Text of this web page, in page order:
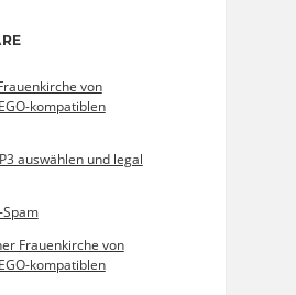
von
kompatiblen
auswählen und legal
Frauenkirche von
kompatiblen